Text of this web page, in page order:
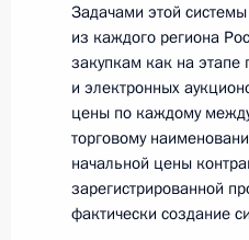
6 октября
5
России
Задачами этой
из каждого региона
закупкам как на этапе
и электронных
цены по каждому
торговому
начальной цены
зарегистрированной
фактически создание